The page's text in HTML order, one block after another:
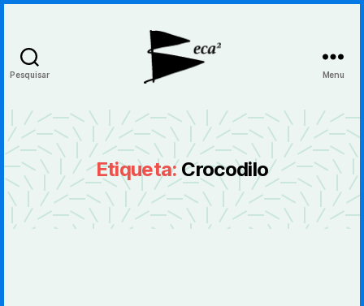
Pesquisar Menu
Etiqueta: Crocodilo